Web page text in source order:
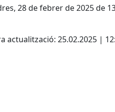
28 de febrer de 2025 de
actualització: 25.02.2025 |